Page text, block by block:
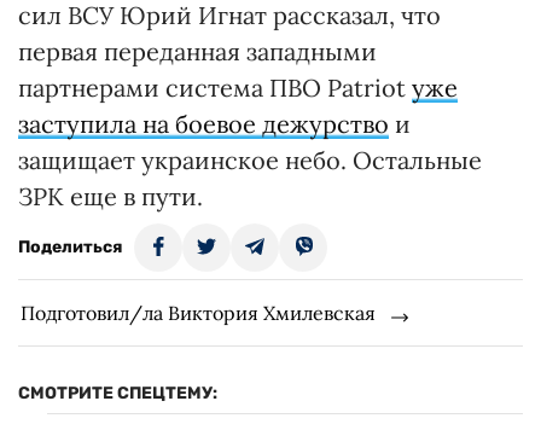
сил ВСУ Юрий Игнат рассказал, что
первая переданная западными
партнерами система ПВО Patriot уже
заступила на боевое дежурство и
защищает украинское небо. Остальные
ЗРК еще в пути.
Поделиться
Подготовил/ла Виктория Хмилевская
СМОТРИТЕ СПЕЦТЕМУ: